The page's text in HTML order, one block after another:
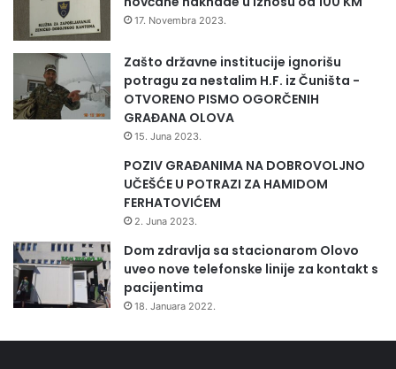
17. Novembra 2023.
Zašto državne institucije ignorišu
potragu za nestalim H.F. iz Čuništa -
OTVORENO PISMO OGORČENIH
GRAĐANA OLOVA
15. Juna 2023.
POZIV GRAĐANIMA NA DOBROVOLJNO
UČEŠĆE U POTRAZI ZA HAMIDOM
FERHATOVIĆEM
2. Juna 2023.
Dom zdravlja sa stacionarom Olovo
uveo nove telefonske linije za kontakt s
pacijentima
18. Januara 2022.